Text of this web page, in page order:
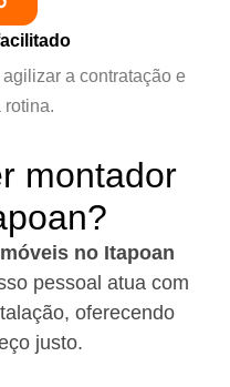
a contratação e
rotina.
montador
no Itapoan
pessoal atua com
oferecendo
justo.